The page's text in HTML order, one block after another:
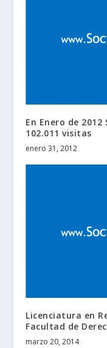
En Enero de
102.011 visitas
enero 31, 2012
Licenciatura en
Facultad de
marzo 20, 2014